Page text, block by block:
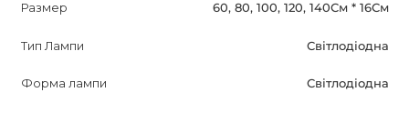
Размер 60, 80, 100, 120, 140См * 16См
Тип Лампи Світлодіодна
Форма лампи Світлодіодна